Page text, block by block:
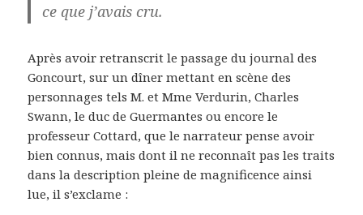
ce que j’avais cru.
Après avoir retranscrit le passage du journal des
Goncourt, sur un dîner mettant en scène des
personnages tels M. et Mme Verdurin, Charles
Swann, le duc de Guermantes ou encore le
professeur Cottard, que le narrateur pense avoir
bien connus, mais dont il ne reconnaît pas les traits
dans la description pleine de magnificence ainsi
lue, il s’exclame :